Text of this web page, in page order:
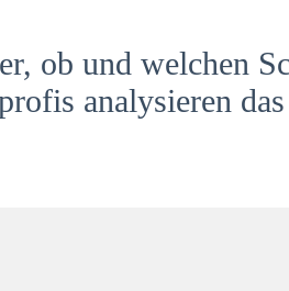
ob und welchen
analysieren